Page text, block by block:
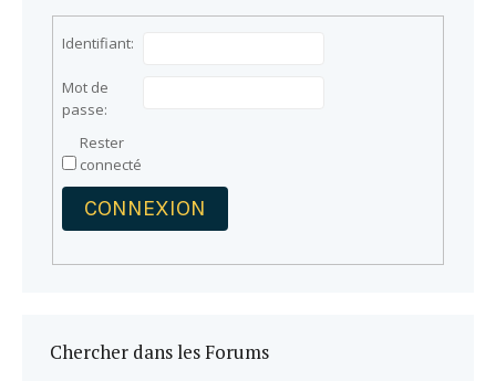
Identifiant:
Mot de
passe:
Rester
connecté
CONNEXION
Chercher dans les Forums